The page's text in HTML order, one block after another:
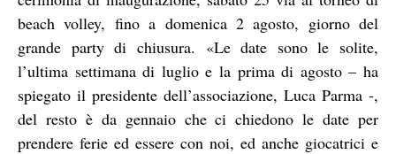
beach volley, fino a domenica 2 agosto, giorno del
grande party di chiusura. «Le date sono le solite,
l’ultima settimana di luglio e la prima di agosto – ha
spiegato il presidente dell’associazione, Luca Parma -,
del resto è da gennaio che ci chiedono le date per
prendere ferie ed essere con noi, ed anche giocatrici e